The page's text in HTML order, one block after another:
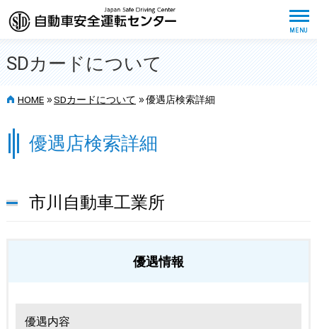
SDカードについて
HOME >> SDカードについて >> 優遇店検索詳細
優遇店検索詳細
市川自動車工業所
優遇情報
優遇内容